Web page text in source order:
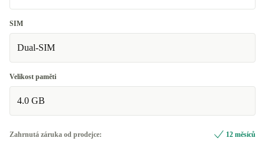
černá
K dispozici v jiné konfiguraci
tyrkysová
SIM
Dual-SIM
Velikost paměti
4.0 GB
Zahrnutá záruka od prodejce: 12 měsíců